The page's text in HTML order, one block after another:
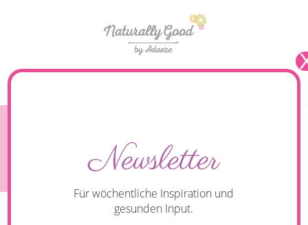
Newsletter
Für wöchentliche Inspiration und
gesunden Input.